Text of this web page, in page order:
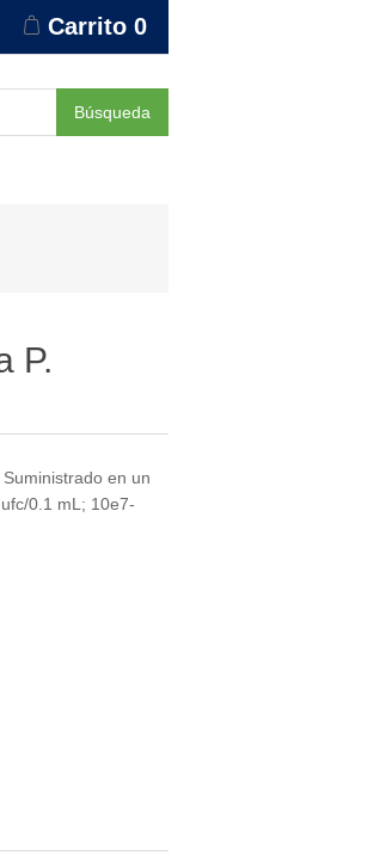
Carrito 0
Búsqueda
P.
Suministrado en un
0.1 mL; 10e7-